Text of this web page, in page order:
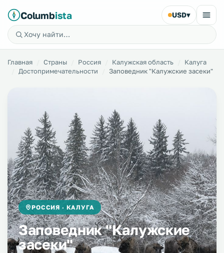
Columbista USD▾
Главная Страны Россия Калужская область
Калуга
Достопримечательности
Заповедник "Калужские засеки"
РОССИЯ · КАЛУГА
Заповедник "Калужские
засеки"